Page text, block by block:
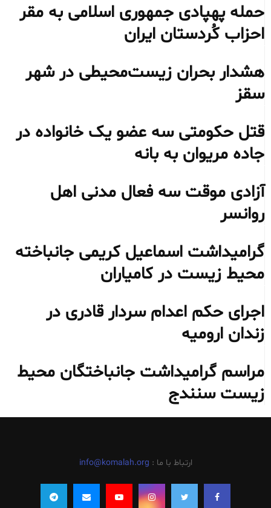
حمله پهپادی جمهوری اسلامی به مقر
احزاب کُردستان ایران
هشدار بحران زیست‌محیطی در شهر
سقز
قتل حکومتی سه عضو یک خانواده در
جاده مریوان به بانه
آزادی موقت سه فعال مدنی اهل
روانسر
گرامیداشت اسماعیل کریمی جانباخته
محیط‌ زیست در کامیاران
اجرای حکم اعدام سردار قادری در
زندان ارومیه
مراسم گرامیداشت جانباختگان محیط
زیست سنندج
ارتباط با ما : info@komalah.org